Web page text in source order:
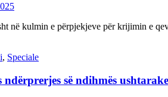
në kulmin e përpjekjeve për krijimin e
, Speciale
ndërprerjes së ndihmës